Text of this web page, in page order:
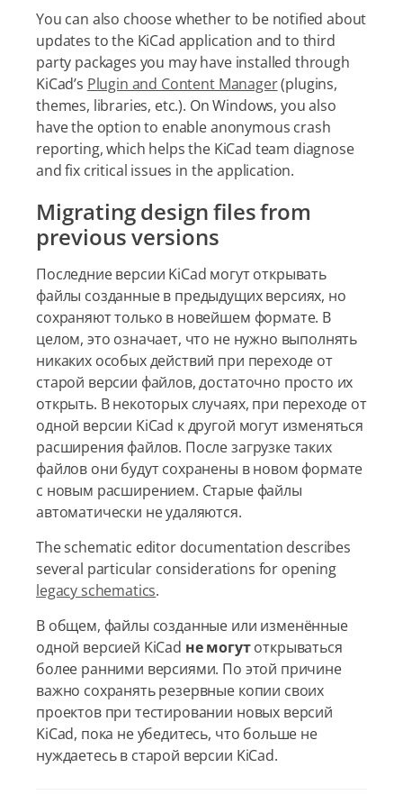
You can also choose whether to be notified about
updates to the KiCad application and to third
party packages you may have installed through
KiCad’s Plugin and Content Manager(plugins,
themes, libraries, etc.). On Windows, you also
have the option to enable anonymous crash
reporting, which helps the KiCad team diagnose
and fix critical issues in the application.
Migrating design files from
previous versions
Последние версии KiCad могут открывать
файлы созданные в предыдущих версиях, но
сохраняют только в новейшем формате. В
целом, это означает, что не нужно выполнять
никаких особых действий при переходе от
старой версии файлов, достаточно просто их
открыть. В некоторых случаях, при переходе от
одной версии KiCad к другой могут изменяться
расширения файлов. После загрузке таких
файлов они будут сохранены в новом формате
с новым расширением. Старые файлы
автоматически не удаляются.
The schematic editor documentation describes
several particular considerations for opening
legacy schematics.
В общем, файлы созданные или изменённые
одной версией KiCad не могутоткрываться
более ранними версиями. По этой причине
важно сохранять резервные копии своих
проектов при тестировании новых версий
KiCad, пока не убедитесь, что больше не
нуждаетесь в старой версии KiCad.